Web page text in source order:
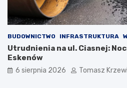
BUDOWNICTWO INFRASTRUKTURA
Utrudnienia na ul. Ciasnej:
Eskenów
6 sierpnia 2026 Tomasz